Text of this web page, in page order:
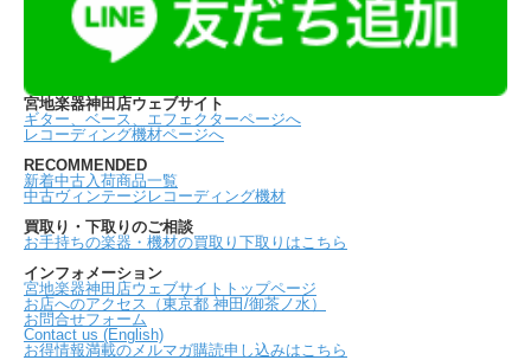
宮地楽器神田店ウェブサイト
ギター、ベース、エフェクターページへ
レコーディング機材ページへ
RECOMMENDED
新着中古入荷商品一覧
中古ヴィンテージレコーディング機材
買取り・下取りのご相談
お手持ちの楽器・機材の買取り下取りはこちら
インフォメーション
宮地楽器神田店ウェブサイトトップページ
お店へのアクセス（東京都 神田/御茶ノ水）
お問合せフォーム
Contact us (English)
お得情報満載のメルマガ購読申し込みはこちら